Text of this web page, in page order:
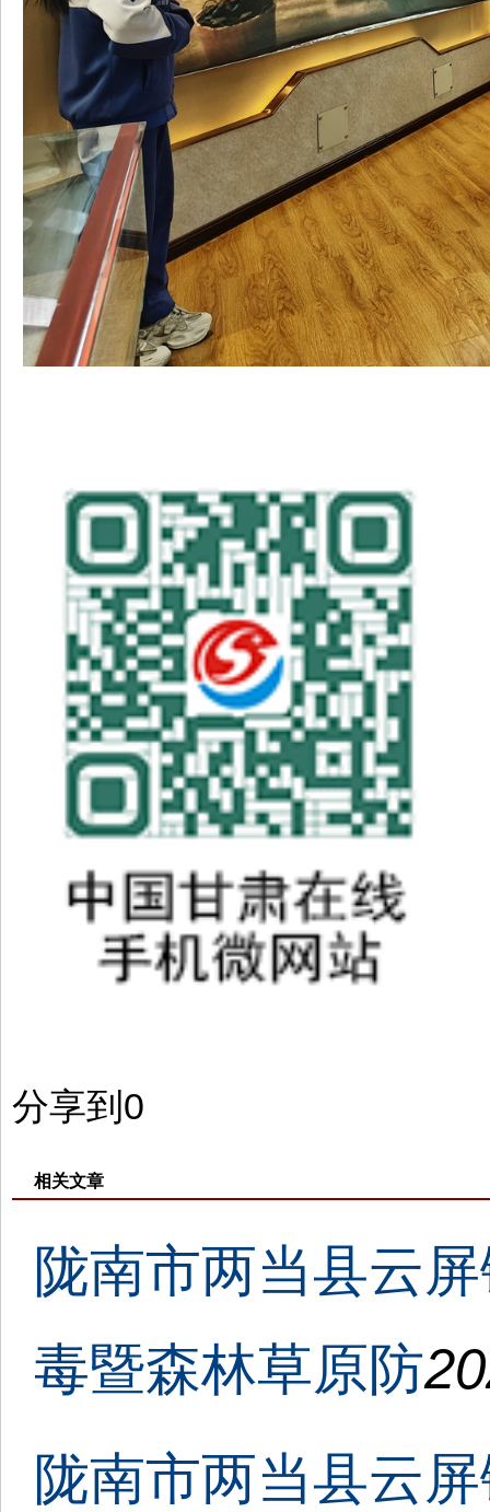
分享到 0
相关文章
陇南市两当县云
毒暨森林草原防
陇南市两当县云